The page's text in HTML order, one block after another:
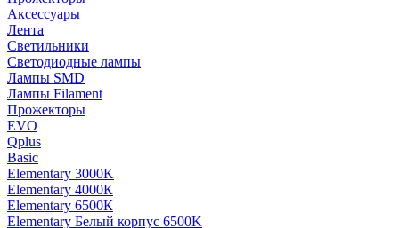
Аксессуары
Лента
Светильники
Светодиодные лампы
Лампы SMD
Лампы Filament
Прожекторы
EVO
Qplus
Basic
Elementary 3000K
Elementary 4000К
Elementary 6500К
Elementary Белый корпус 6500K